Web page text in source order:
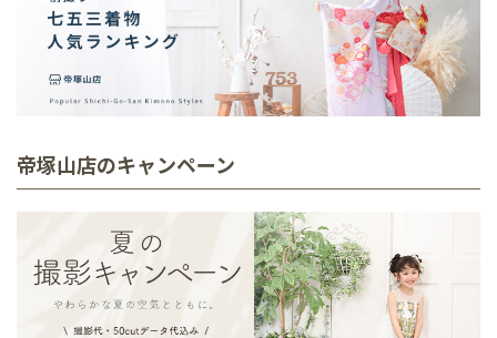
帝塚山店のキャンペーン